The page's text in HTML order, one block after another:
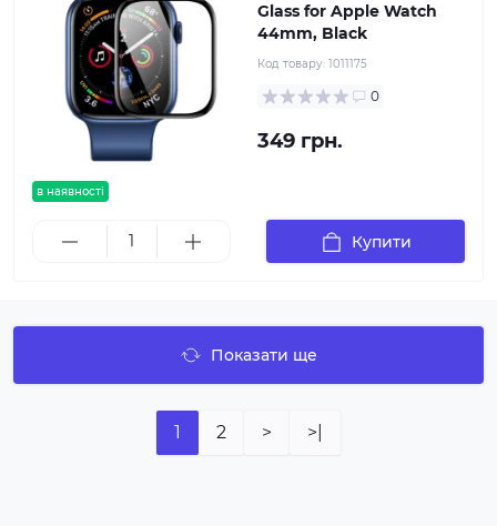
в наявності
Glass for Apple Watch
44mm, Black
Код товару: 1011175
0
349 грн.
Купити
Показати ще
1 2 > >|